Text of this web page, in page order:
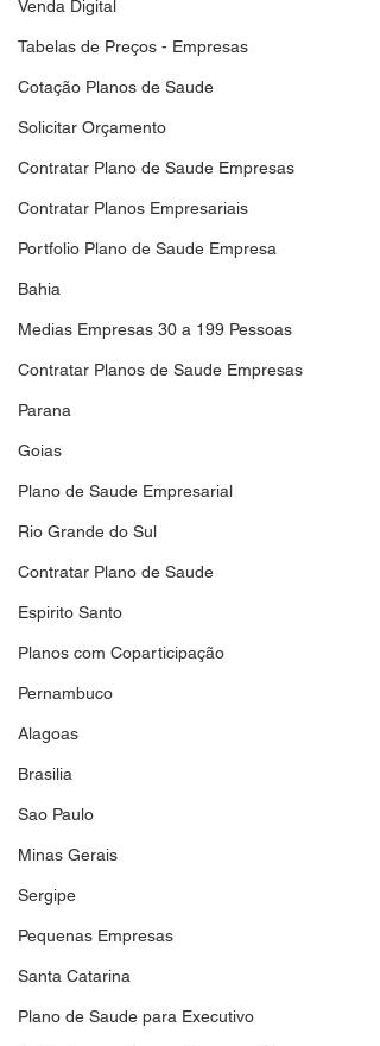
Venda Digital
Tabelas de Preços - Empresas
Cotação Planos de Saude
Solicitar Orçamento
Contratar Plano de Saude Empresas
Contratar Planos Empresariais
Portfolio Plano de Saude Empresa
Bahia
Medias Empresas 30 a 199 Pessoas
Contratar Planos de Saude Empresas
Parana
Goias
Plano de Saude Empresarial
Rio Grande do Sul
Contratar Plano de Saude
Espirito Santo
Planos com Coparticipação
Pernambuco
Alagoas
Brasilia
Sao Paulo
Minas Gerais
Sergipe
Pequenas Empresas
Santa Catarina
Plano de Saude para Executivo